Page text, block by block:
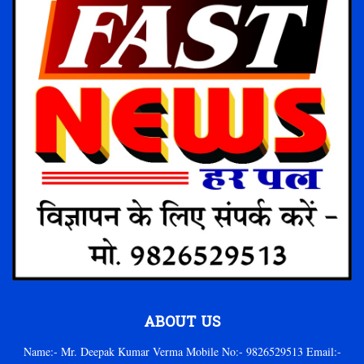
ABOUT US
Name:- Mr. Deepak Kumar Verma Mobile No:- 9826529513 Email:-